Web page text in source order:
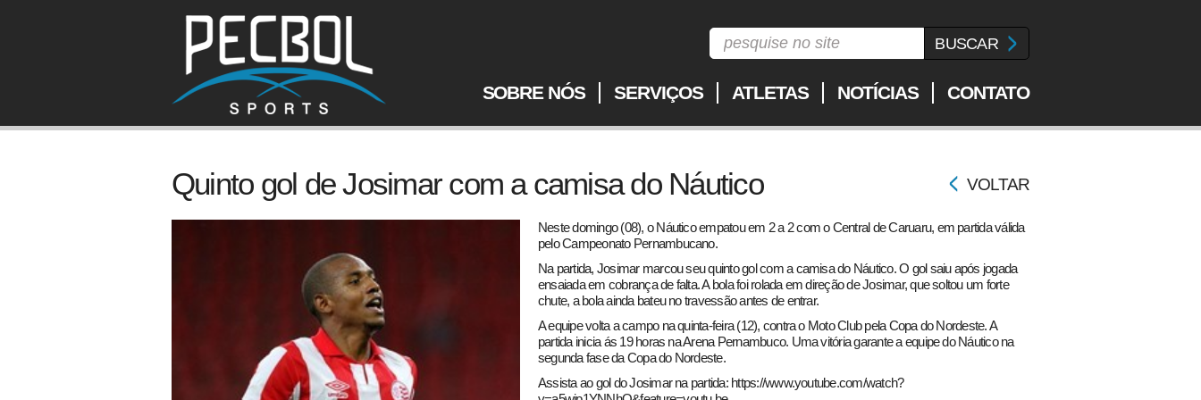
SOBRE NÓS SERVIÇOS ATLETAS NOTÍCIAS CONTATO
Quinto gol de Josimar com a camisa do Náutico VOLTAR
Neste domingo (08), o Náutico empatou em 2 a 2 com o Central de Caruaru, em partida válida
pelo Campeonato Pernambucano.
Na partida, Josimar marcou seu quinto gol com a camisa do Náutico. O gol saiu após jogada
ensaiada em cobrança de falta. A bola foi rolada em direção de Josimar, que soltou um forte
chute, a bola ainda bateu no travessão antes de entrar.
A equipe volta a campo na quinta-feira (12), contra o Moto Club pela Copa do Nordeste. A
partida inicia ás 19 horas na Arena Pernambuco. Uma vitória garante a equipe do Náutico na
segunda fase da Copa do Nordeste.
Assista ao gol do Josimar na partida: https://www.youtube.com/watch?